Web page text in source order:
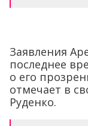
Заявления
последнее
о его
отмечает в
Руденко.